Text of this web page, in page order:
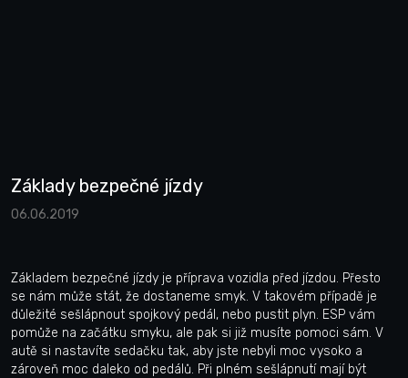
Základy bezpečné jízdy
06.06.2019
Základem bezpečné jízdy je příprava vozidla před jízdou. Přesto
se nám může stát, že dostaneme smyk. V takovém případě je
důležité sešlápnout spojkový pedál, nebo pustit plyn. ESP vám
pomůže na začátku smyku, ale pak si již musíte pomoci sám. V
autě si nastavíte sedačku tak, aby jste nebyli moc vysoko a
zároveň moc daleko od pedálů. Při plném sešlápnutí mají být